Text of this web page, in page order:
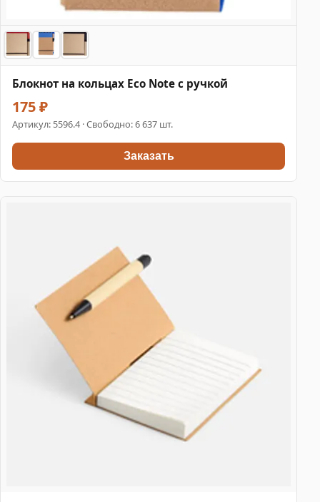
Блокнот на кольцах Eco Note с ручкой
175 ₽
Артикул: 5596.4 · Свободно: 6 637 шт.
Заказать